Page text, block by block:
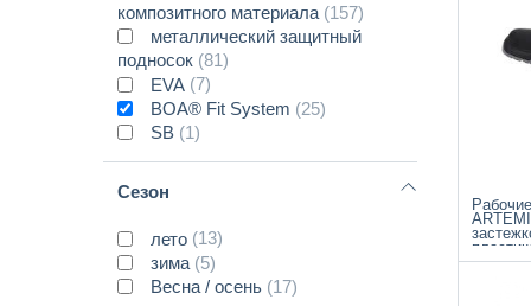
композитного материала (157)
металлический защитный
подносок (81)
EVA (7)
BOA® Fit System (25)
SB (1)
Cезон
лето (13)
зима (5)
Bесна / осень (17)